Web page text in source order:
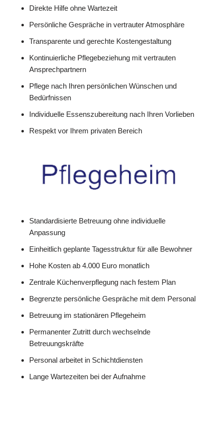
Direkte Hilfe ohne Wartezeit
Persönliche Gespräche in vertrauter Atmosphäre
Transparente und gerechte Kostengestaltung
Kontinuierliche Pflegebeziehung mit vertrauten
Ansprechpartnern
Pflege nach Ihren persönlichen Wünschen und
Bedürfnissen
Individuelle Essenszubereitung nach Ihren Vorlieben
Respekt vor Ihrem privaten Bereich
Standardisierte Betreuung ohne individuelle
Anpassung
Einheitlich geplante Tagesstruktur für alle Bewohner
Hohe Kosten ab 4.000 Euro monatlich
Zentrale Küchenverpflegung nach festem Plan
Begrenzte persönliche Gespräche mit dem Personal
Betreuung im stationären Pflegeheim
Permanenter Zutritt durch wechselnde
Betreuungskräfte
Personal arbeitet in Schichtdiensten
Lange Wartezeiten bei der Aufnahme